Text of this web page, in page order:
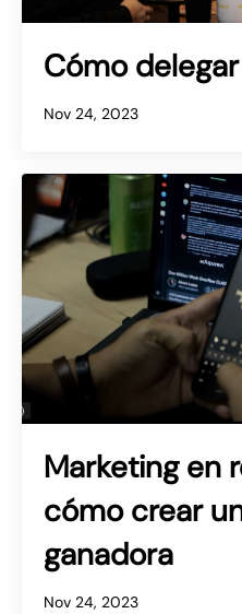
Cómo delegar
Nov 24, 2023
Marketing en
cómo crear
ganadora
Nov 24, 2023